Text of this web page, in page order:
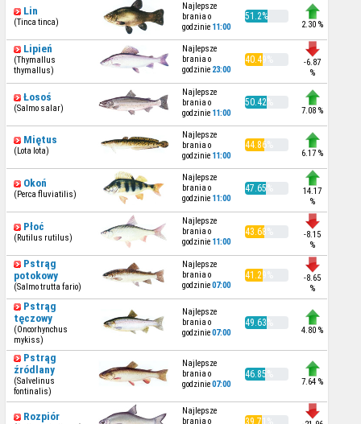
Lin
(Tinca tinca)
Najlepsze
brania o
godzinie 11:00
51.2%
2.30 %
Lipień
(Thymallus
thymallus)
Najlepsze
brania o
godzinie 23:00
40.49%
-6.87
%
Łosoś
(Salmo salar)
Najlepsze
brania o
godzinie 11:00
50.42%
7.08 %
Miętus
(Lota lota)
Najlepsze
brania o
godzinie 11:00
44.86%
6.17 %
Okoń
(Perca fluviatilis)
Najlepsze
brania o
godzinie 11:00
47.65%
14.17
%
Płoć
(Rutilus rutilus)
Najlepsze
brania o
godzinie 11:00
43.68%
-8.15
%
Pstrąg
potokowy
(Salmo trutta fario)
Najlepsze
brania o
godzinie07:00
41.29%
-8.65
%
Pstrąg
tęczowy
(Oncorhynchus
mykiss)
Najlepsze
brania o
godzinie07:00
49.63%
4.80 %
Pstrąg
źródlany
(Salvelinus
fontinalis)
Najlepsze
brania o
godzinie07:00
46.85%
7.64 %
Rozpiór
Najlepsze
brania o
39.71%